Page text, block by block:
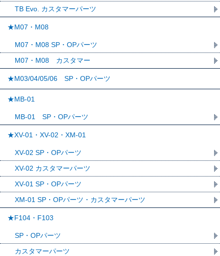
TB Evo. カスタマーパーツ
★M07・M08
M07・M08 SP・OPパーツ
M07・M08 カスタマー
★M03/04/05/06 SP・OPパーツ
★MB-01
MB-01 SP・OPパーツ
★XV-01・XV-02・XM-01
XV-02 SP・OPパーツ
XV-02 カスタマーパーツ
XV-01 SP・OPパーツ
XM-01 SP・OPパーツ・カスタマーパーツ
★F104・F103
SP・OPパーツ
カスタマーパーツ